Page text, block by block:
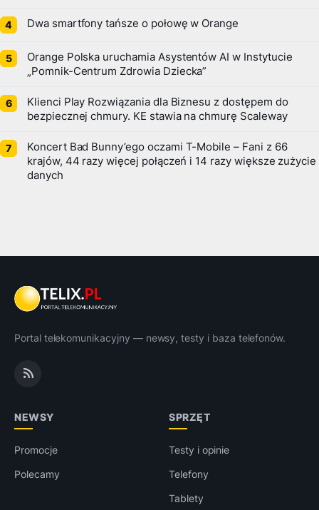
Dwa smartfony tańsze o połowę w Orange
Orange Polska uruchamia Asystentów AI w Instytucie
„Pomnik-Centrum Zdrowia Dziecka”
Klienci Play Rozwiązania dla Biznesu z dostępem do
bezpiecznej chmury. KE stawia na chmurę Scaleway
Koncert Bad Bunny’ego oczami T-Mobile – Fani z 66
krajów, 44 razy więcej połączeń i 14 razy większe zużycie
danych
Portal telekomunikacyjny — newsy, testy i baza telefonów.
NEWSY
Promocje
Polecamy
SPRZĘT
Testy i opinie
Telefony
Tablety